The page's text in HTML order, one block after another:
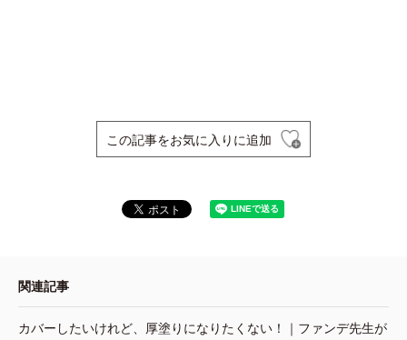
この記事をお気に入りに追加
関連記事
カバーしたいけれど、厚塗りになりたくない！｜ファンデ先生が